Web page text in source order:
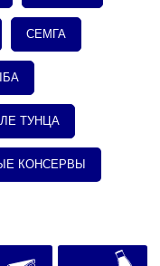
СЕМГА
ТУНЦА
КОНСЕРВЫ